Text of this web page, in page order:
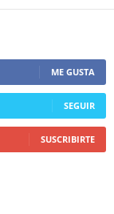
ME GUSTA
SEGUIR
SUSCRIBIRTE